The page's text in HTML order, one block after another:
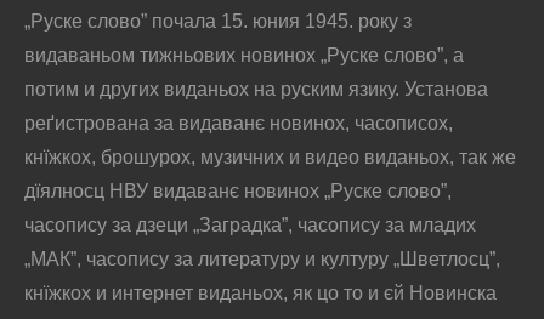
„Руске слово” почала 15. юния 1945. року з
видаваньом тижньових новинох „Руске слово”, а
потим и других виданьох на руским язику. Установа
реґистрована за видаванє новинох, часописох,
кнїжкох, брошурох, музичних и видео виданьох, так же
дїялносц НВУ видаванє новинох „Руске слово”,
часопису за дзеци „Заградка”, часопису за младих
„МАК”, часопису за литературу и културу „Шветлосц”,
кнїжкох и интернет виданьох, як цо то и єй Новинска